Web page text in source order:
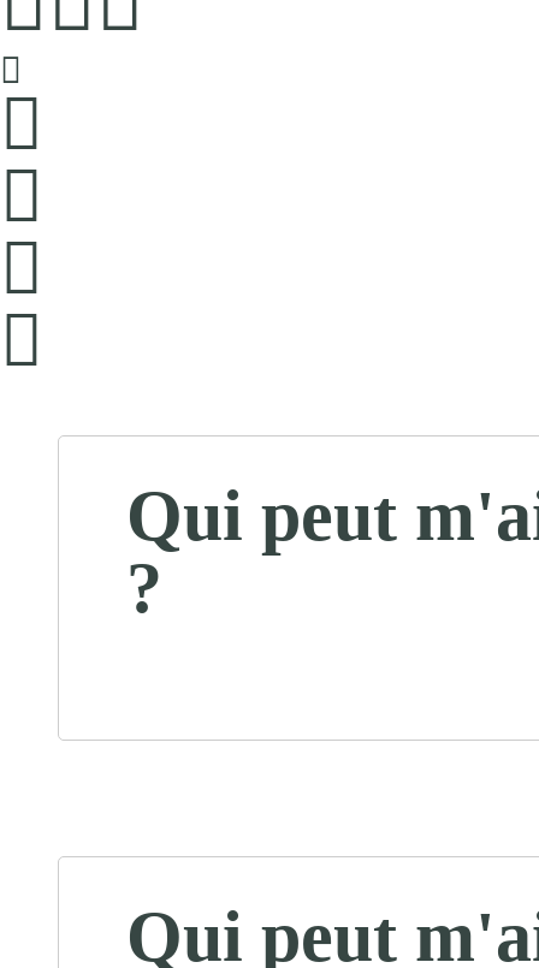
Qui peut
?
Qui peut